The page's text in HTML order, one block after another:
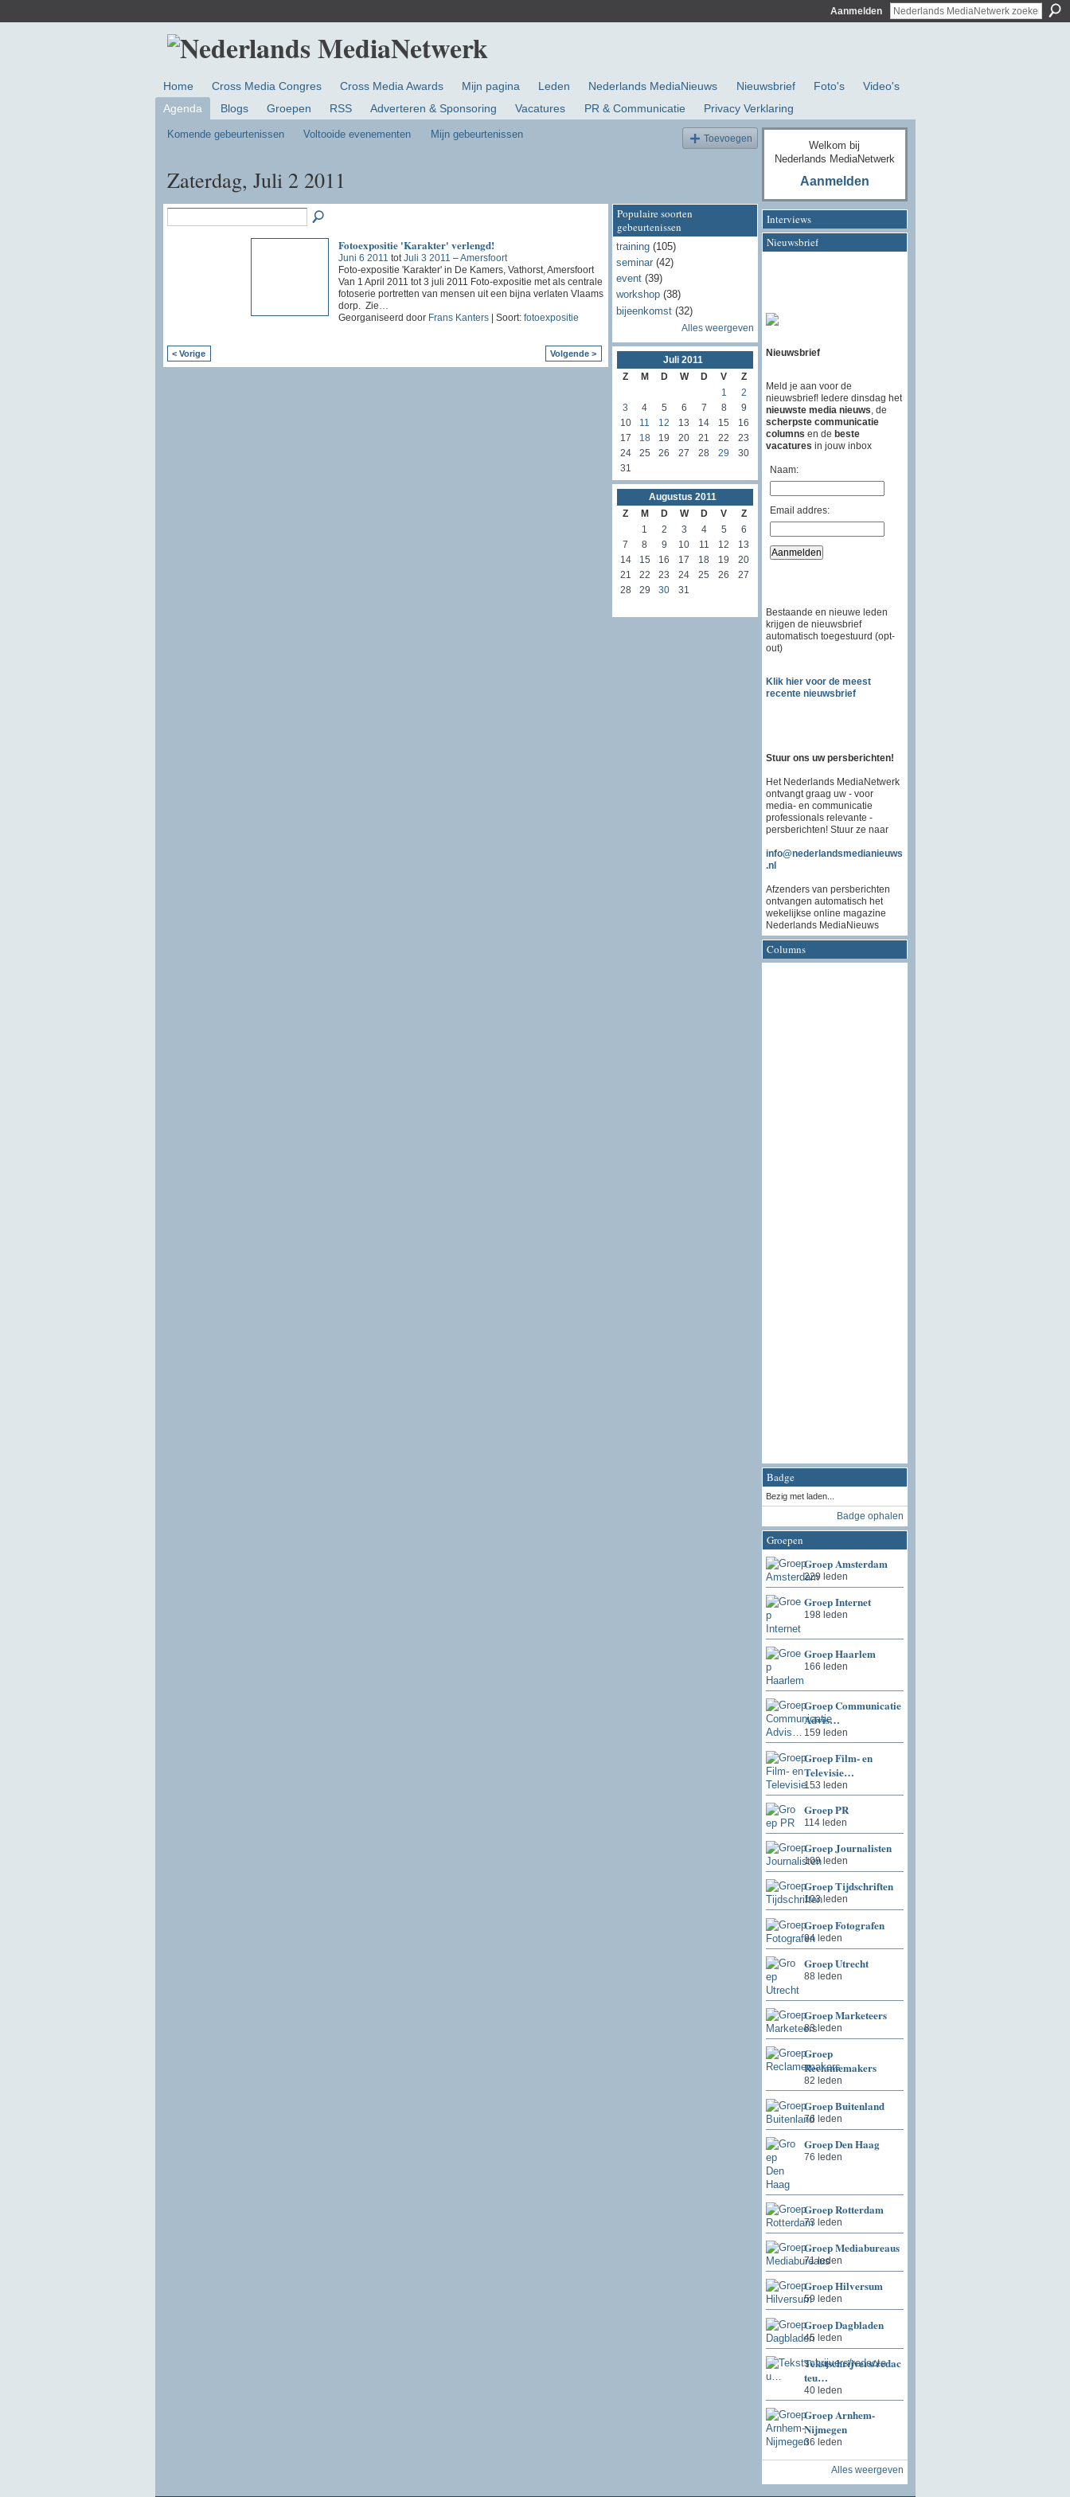
Aanmelden
Home Cross Media Congres Cross Media Awards Mijn pagina Leden Nederlands MediaNieuws Nieuwsbrief Foto's
Video's
Agenda
Blogs Groepen RSS Adverteren & Sponsoring Vacatures PR & Communicatie Privacy Verklaring
Komende gebeurtenissen Voltooide evenementen Mijn gebeurtenissen Toevoegen
Zaterdag, Juli 2 2011
Fotoexpositie 'Karakter' verlengd!
Juni 6 2011 totJuli 3 2011 –Amersfoort
Foto-expositie 'Karakter' in De Kamers, Vathorst, Amersfoort
Van 1 April 2011 tot 3 juli 2011 Foto-expositie met als centrale
fotoserie portretten van mensen uit een bijna verlaten Vlaams
dorp. Zie…
Georganiseerd door Frans Kanters| Soort: fotoexpositie
< Vorige Volgende >
Populaire soorten
gebeurtenissen
training(105)
seminar(42)
event(39)
workshop(38)
bijeenkomst(32)
Alles weergeven
Juli 2011
Z
M D W D V
Z
1
2
3
4 5 6 7 8
9
10
11 12 13 14 15
16
17
18 19 20 21 22
23
24
25 26 27 28 29
30
31
Augustus 2011
Z
M D W D V
Z
1
2 3 4 5
6
7
8 9 10 11 12
13
14
15 16 17 18 19
20
21
22 23 24 25 26
27
28
29 30 31
Welkom bij
Nederlands MediaNetwerk
Aanmelden
Interviews
Nieuwsbrief
Nieuwsbrief
Meld je aan voor de
nieuwsbrief! Iedere dinsdag het
nieuwste media nieuws , de
scherpste communicatie
columns en de beste
vacatures in jouw inbox
Naam:
Email addres:
Bestaande en nieuwe leden
krijgen de nieuwsbrief
automatisch toegestuurd (opt-
out)
Klik hier voor de meest
recente nieuwsbrief
Stuur ons uw persberichten!
Het Nederlands MediaNetwerk
ontvangt graag uw - voor
media- en communicatie
professionals relevante -
persberichten! Stuur ze naar
info@nederlandsmedianieuws
.nl
Afzenders van persberichten
ontvangen automatisch het
wekelijkse online magazine
Nederlands MediaNieuws
Columns
Badge
Bezig met laden...
Badge ophalen
Groepen
Groep Amsterdam
229 leden
Groep Internet
198 leden
Groep Haarlem
166 leden
Groep Communicatie
Advis…
159 leden
Groep Film- en
Televisie…
153 leden
Groep PR
114 leden
Groep Journalisten
109 leden
Groep Tijdschriften
103 leden
Groep Fotografen
94 leden
Groep Utrecht
88 leden
Groep Marketeers
83 leden
Groep
Reclamemakers
82 leden
Groep Buitenland
76 leden
Groep Den Haag
76 leden
Groep Rotterdam
73 leden
Groep Mediabureaus
71 leden
Groep Hilversum
59 leden
Groep Dagbladen
45 leden
Tekstschrijvers/redac
teu…
40 leden
Groep Arnhem-
Nijmegen
36 leden
Alles weergeven